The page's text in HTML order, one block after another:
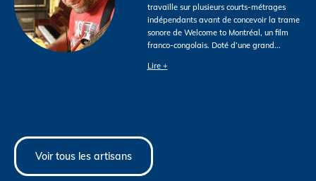
Voir tous les artisans
travaille sur plusieurs courts-métrages
indépendants avant de concevoir la trame
sonore de Welcome to Montréal, un film
franco-congolais. Doté d’une grand...
Lire +